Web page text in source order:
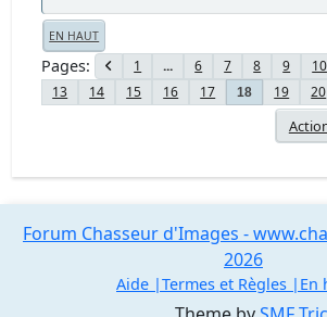
EN HAUT
Pages 1 ... 6 7 8 9 10
13
14 15 16 17 18 19 20
Forum Chasseur d'Images -
2026
Aide Termes et Règles En